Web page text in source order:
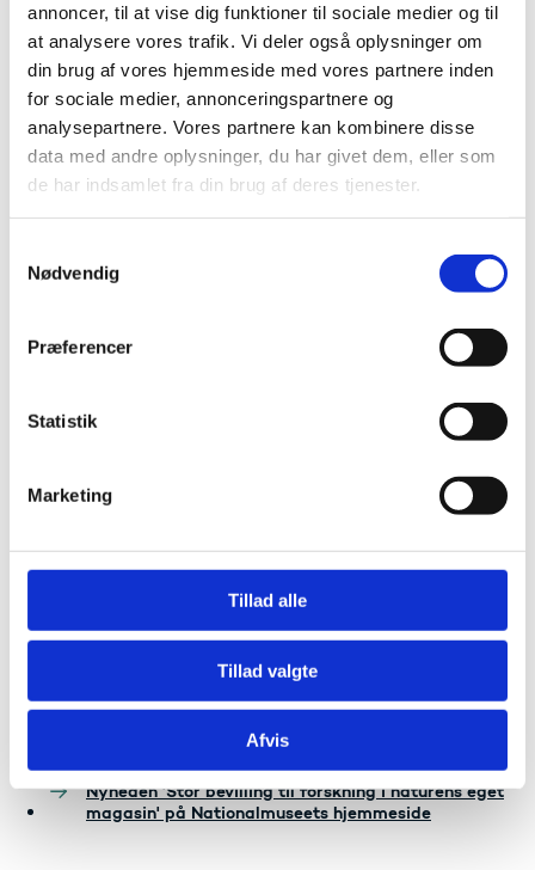
annoncer, til at vise dig funktioner til sociale medier og til
at analysere vores trafik. Vi deler også oplysninger om
din brug af vores hjemmeside med vores partnere inden
for sociale medier, annonceringspartnere og
analysepartnere. Vores partnere kan kombinere disse
data med andre oplysninger, du har givet dem, eller som
de har indsamlet fra din brug af deres tjenester.
Nødvendig
Præferencer
Statistik
Marketing
Tillad alle
Tillad valgte
Afvis
Navn Akronym Projekt
Poul
Fritz
Kjær
GLOBALVALUE
Global Value Chain Law:
Constituting Connectivity,
Contracts and
Corporations
Nyheden 'Hvordan skal man i fremtiden regulere
modtager prestigefyldt bevilling til at finde svaret'
på CBS's hjemmeside
Om bevillingsmodtageren fra
Sustainable preservation of
underwater archaeological
cultural heritage management
Nyheden 'Stor bevilling til forskning i naturens eget
magasin' på Nationalmuseets hjemmeside